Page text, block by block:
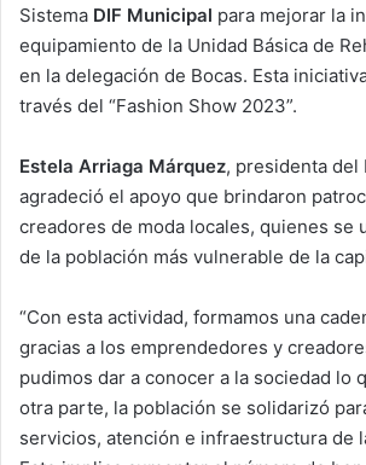
Sistema DIF Municipal para mejorar la
equipamiento de la Unidad Básica de
en la delegación de Bocas. Esta
través del “Fashion Show 2023”.
Estela Arriaga Márquez, presidenta del
agradeció el apoyo que brindaron
creadores de moda locales, quienes se
de la población más vulnerable de la
“Con esta actividad, formamos una
gracias a los emprendedores y
pudimos dar a conocer a la sociedad lo
otra parte, la población se solidarizó
servicios, atención e infraestructura de